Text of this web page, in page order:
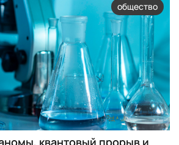
общество
квантовый прорыв и